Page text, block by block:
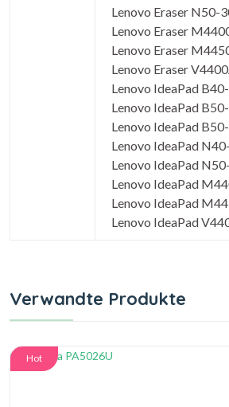
Lenovo Eraser N50-
Lenovo Eraser
Lenovo Eraser
Lenovo Eraser
Lenovo IdeaPad
Lenovo IdeaPad
Lenovo IdeaPad
Lenovo IdeaPad
Lenovo IdeaPad
Lenovo IdeaPad
Lenovo IdeaPad
Lenovo IdeaPad
Verwandte Produkte
Hot